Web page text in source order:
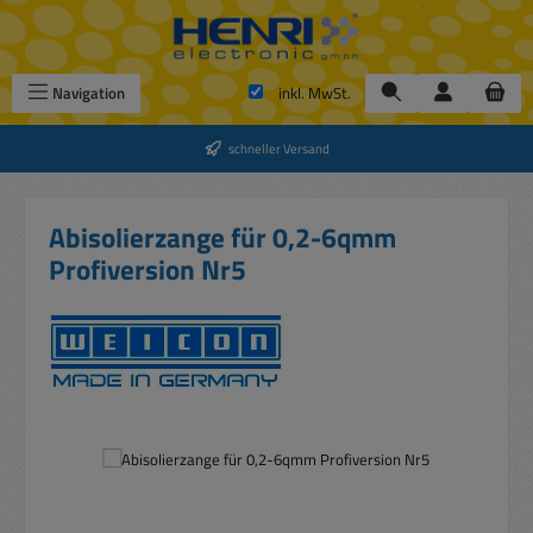
Zum Hauptinhalt springen
Navigation inkl. MwSt.
schneller Versand
Abisolierzange für 0,2-6qmm
Profiversion Nr5
Bildergalerie überspringen